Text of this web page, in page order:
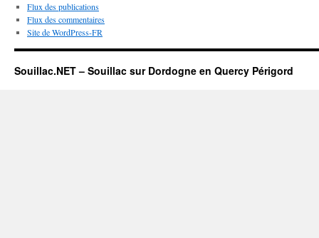
Flux des publications
Flux des commentaires
Site de WordPress-FR
Souillac.NET – Souillac sur Dordogne en Quercy Périgord